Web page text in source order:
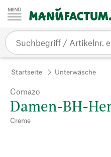
Zum Inhalt springen
Startseite Unterwäsche
Comazo
Damen-BH-
Creme